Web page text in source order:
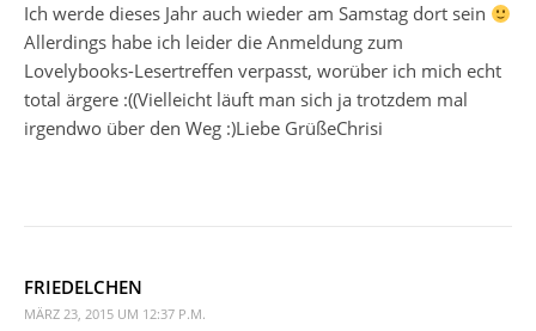
Ich werde dieses Jahr auch wieder am Samstag dort sein
Allerdings habe ich leider die Anmeldung zum
Lovelybooks-Lesertreffen verpasst, worüber ich mich echt
total ärgere :((Vielleicht läuft man sich ja trotzdem mal
irgendwo über den Weg :)Liebe GrüßeChrisi
FRIEDELCHEN
MÄRZ 23, 2015 UM 12:37 P.M.